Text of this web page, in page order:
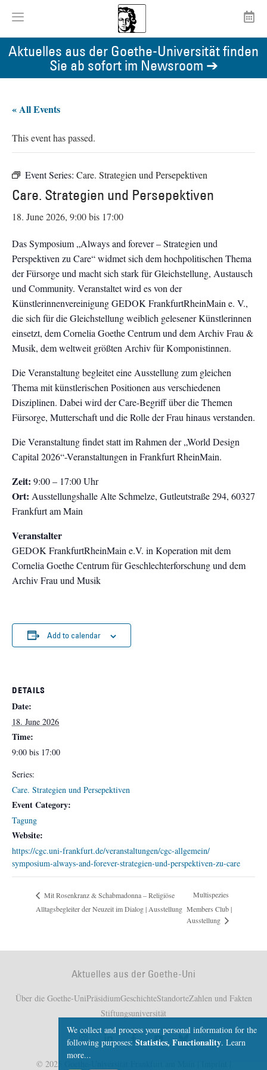
Aktuelles aus der Goethe-Universität finden
Sie ab sofort im Newsroom ➔
« All Events
This event has passed.
Event Series: Care. Strategien und Persepektiven
Care. Strategien und Persepektiven
18. June 2026, 9:00bis 17:00
Das Symposium „Always and forever – Strategien und
Perspektiven zu Care“ widmet sich dem hochpolitischen Thema
der Fürsorge und macht sich stark für Gleichstellung, Austausch
und Community. Veranstaltet wird es von der
Künstlerinnenvereinigung GEDOK FrankfurtRheinMain e. V.,
die sich für die Gleichstellung weiblich gelesener Künstlerinnen
einsetzt, dem Cornelia Goethe Centrum und dem Archiv Frau &
Musik, dem weltweit größten Archiv für Komponistinnen.
Die Veranstaltung begleitet eine Ausstellung zum gleichen
Thema mit künstlerischen Positionen aus verschiedenen
Disziplinen. Dabei wird der Care-Begriff über die Themen
Fürsorge, Mutterschaft und die Rolle der Frau hinaus verstanden.
Die Veranstaltung findet statt im Rahmen der „World Design
Capital 2026“-Veranstaltungen in Frankfurt RheinMain.
Zeit: 9:00 – 17:00 Uhr
Ort: Ausstellungshalle Alte Schmelze, Gutleutstraße 294, 60327
Frankfurt am Main
Veranstalter
GEDOK FrankfurtRheinMain e.V. in Koperation mit dem
Cornelia Goethe Centrum für Geschlechterforschung und dem
Archiv Frau und Musik
Add to calendar
DETAILS
Date:
18. June 2026
Time:
9:00 bis 17:00
Series:
Care. Strategien und Persepektiven
Event Category:
Tagung
Website:
https://cgc.uni-frankfurt.de/veranstaltungen/cgc-allgemein/
symposium-always-and-forever-strategien-und-perspektiven-zu-care
Mit Rosenkranz & Schabmadonna – Religiöse
Alltagsbegleiter der Neuzeit im Dialog | Ausstellung
Multispezies
Members Club |
Ausstellung
Aktuelles aus der Goethe-Uni
Über die Goethe-UniPräsidiumGeschichteStandorteZahlen und Fakten
Stiftungsuniversität
© 2025 Goethe-Universität Frankfurt am Main |
We collect and process your personal information for the
following purposes: Statistics, Functionality. Learn
more...